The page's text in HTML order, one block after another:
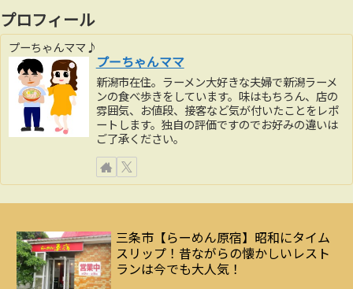
プロフィール
プーちゃんママ♪
プーちゃんママ
新潟市在住。ラーメン大好きな夫婦で新潟ラーメ
ンの食べ歩きをしています。味はもちろん、店の
雰囲気、お値段、接客など気が付いたことをレポ
ートします。独自の評価ですのでお好みの違いは
ご了承ください。
三条市【らーめん原宿】昭和にタイム
スリップ！昔ながらの懐かしいレスト
ランは今でも大人気！